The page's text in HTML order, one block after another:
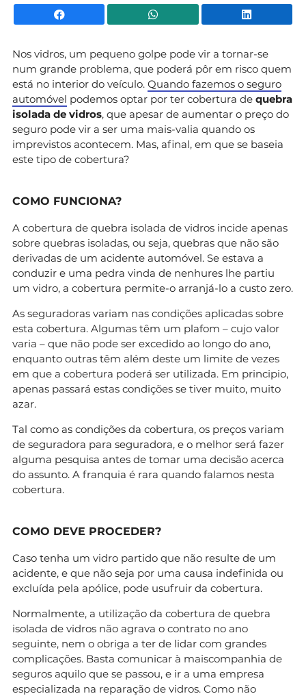
Facebook WhatsApp
Nos vidros, um pequeno golpe pode vir a tornar-se
num grande problema, que poderá pôr em risco quem
está no interior do veículo. Quando fazemos o seguro
automóvel podemos optar por ter cobertura de quebra
isolada de vidros, que apesar de aumentar o preço do
seguro pode vir a ser uma mais-valia quando os
imprevistos acontecem. Mas, afinal, em que se baseia
este tipo de cobertura?
COMO FUNCIONA?
A cobertura de quebra isolada de vidros incide apenas
sobre quebras isoladas, ou seja, quebras que não são
derivadas de um acidente automóvel. Se estava a
conduzir e uma pedra vinda de nenhures lhe partiu
um vidro, a cobertura permite-o arranjá-lo a custo zero.
As seguradoras variam nas condições aplicadas sobre
esta cobertura. Algumas têm um plafom – cujo valor
varia – que não pode ser excedido ao longo do ano,
enquanto outras têm além deste um limite de vezes
em que a cobertura poderá ser utilizada. Em principio,
apenas passará estas condições se tiver muito, muito
azar.
Tal como as condições da cobertura, os preços variam
de seguradora para seguradora, e o melhor será fazer
alguma pesquisa antes de tomar uma decisão acerca
do assunto. A franquia é rara quando falamos nesta
cobertura.
COMO DEVE PROCEDER?
Caso tenha um vidro partido que não resulte de um
acidente, e que não seja por uma causa indefinida ou
excluída pela apólice, pode usufruir da cobertura.
Normalmente, a utilização da cobertura de quebra
isolada de vidros não agrava o contrato no ano
seguinte, nem o obriga a ter de lidar com grandes
complicações. Basta comunicar à maiscompanhia de
seguros aquilo que se passou, e ir a uma empresa
especializada na reparação de vidros. Como não